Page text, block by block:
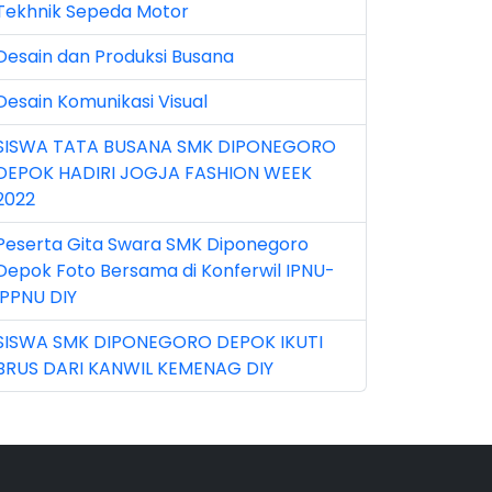
2026 (5)
2023 (8)
2024 (1)
2026 (3)
2026 (16)
2022 (101)
2023 (5)
2025 (15)
2024 (2)
Sepeda Motor
dan Produksi Busana
Komunikasi Visual
TATA BUSANA SMK DIPONEGORO
HADIRI JOGJA FASHION WEEK
Gita Swara SMK Diponegoro
Foto Bersama di Konferwil IPNU-
DIY
SMK DIPONEGORO DEPOK IKUTI
DARI KANWIL KEMENAG DIY